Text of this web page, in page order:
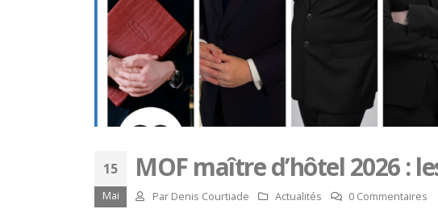
15
Mai
MOF maître d’hôtel 2026 :
Par Denis Courtiade Actualités 0 Commentaires